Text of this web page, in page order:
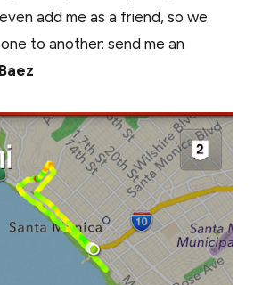
add me as a friend, so we
to another: send me an